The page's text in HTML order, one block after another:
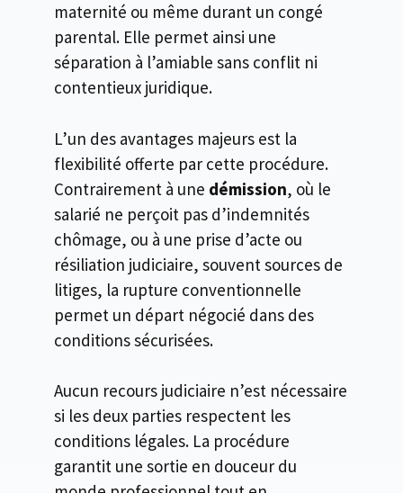
maternité ou même durant un congé
parental. Elle permet ainsi une
séparation à l’amiable sans conflit ni
contentieux juridique.
L’un des avantages majeurs est la
flexibilité offerte par cette procédure.
Contrairement à une démission, où le
salarié ne perçoit pas d’indemnités
chômage, ou à une prise d’acte ou
résiliation judiciaire, souvent sources de
litiges, la rupture conventionnelle
permet un départ négocié dans des
conditions sécurisées.
Aucun recours judiciaire n’est nécessaire
si les deux parties respectent les
conditions légales. La procédure
garantit une sortie en douceur du